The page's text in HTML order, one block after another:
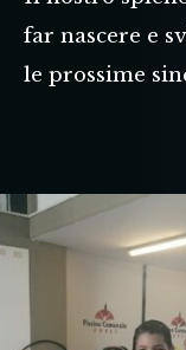
far nascere e
le prossime